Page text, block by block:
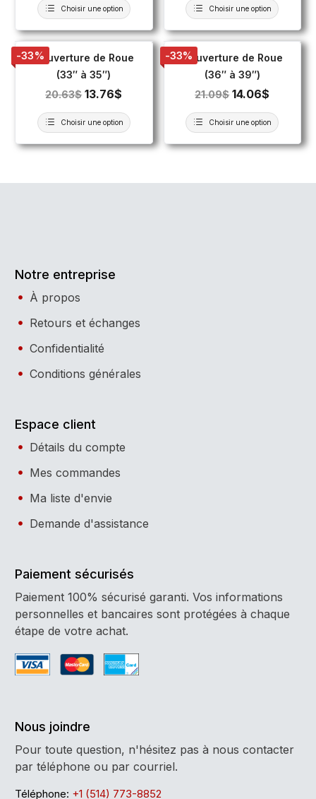
Choisir une option Choisir une option
-33%Couverture de Roue
(33″ à 35″)
20.63$ 13.76$
Choisir une option
-33%Couverture de Roue
(36″ à 39″)
21.09$ 14.06$
Choisir une option
Notre entreprise
À propos
Retours et échanges
Confidentialité
Conditions générales
Espace client
Détails du compte
Mes commandes
Ma liste d'envie
Demande d'assistance
Paiement sécurisés
Paiement 100% sécurisé garanti. Vos informations
personnelles et bancaires sont protégées à chaque
étape de votre achat.
Nous joindre
Pour toute question, n'hésitez pas à nous contacter
par téléphone ou par courriel.
Téléphone: +1 (514) 773-8852